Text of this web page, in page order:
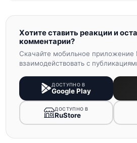
Хотите ставить реакции и
комментарии?
Скачайте мобильное
взаимодействовать с
ДОСТУПНО В
Google Play
ДОСТУПНО В
RuStore